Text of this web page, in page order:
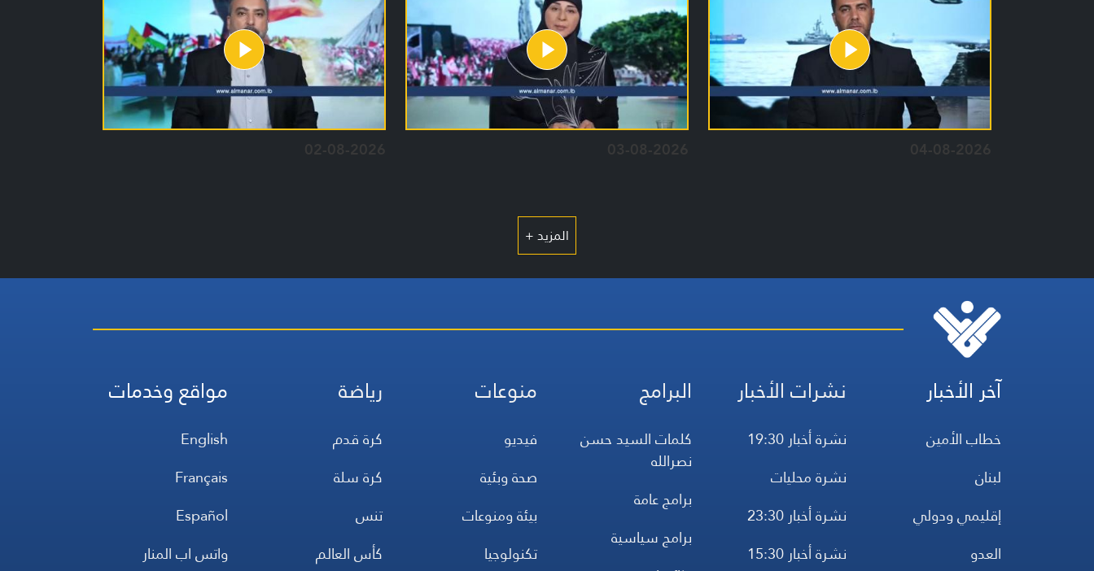
04-08-2026
03-08-2026
02-08-2026
المزيد +
آخر الأخبار
خطاب الأمين
لبنان
إقليمي ودولي
العدو
نشرات الأخبار
نشرة أخبار 19:30
نشرة محليات
نشرة أخبار 23:30
نشرة أخبار 15:30
البرامج
كلمات السيد حسن
نصرالله
برامج عامة
برامج سياسية
منوعات
فيديو
صحة وبئية
بيئة ومنوعات
تكنولوجيا
رياضة
كرة قدم
كرة سلة
تنس
كأس العالم
مواقع وخدمات
English
Français
Español
واتس اب المنار